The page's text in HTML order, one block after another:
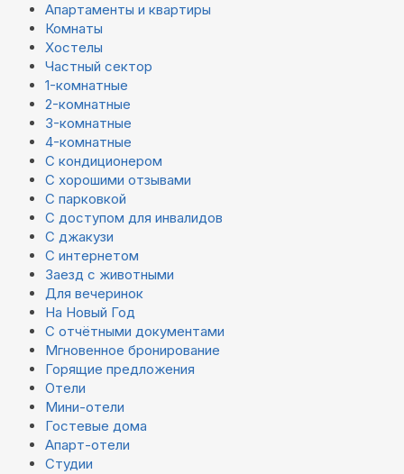
Апартаменты и квартиры
Комнаты
Хостелы
Частный сектор
1-комнатные
2-комнатные
3-комнатные
4-комнатные
С кондиционером
С хорошими отзывами
С парковкой
С доступом для инвалидов
С джакузи
С интернетом
Заезд с животными
Для вечеринок
На Новый Год
С отчётными документами
Мгновенное бронирование
Горящие предложения
Отели
Мини-отели
Гостевые дома
Апарт-отели
Студии